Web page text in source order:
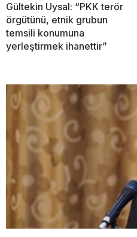
Gültekin Uysal: “PKK terör
örgütünü, etnik grubun
temsili konumuna
yerleştirmek ihanettir”